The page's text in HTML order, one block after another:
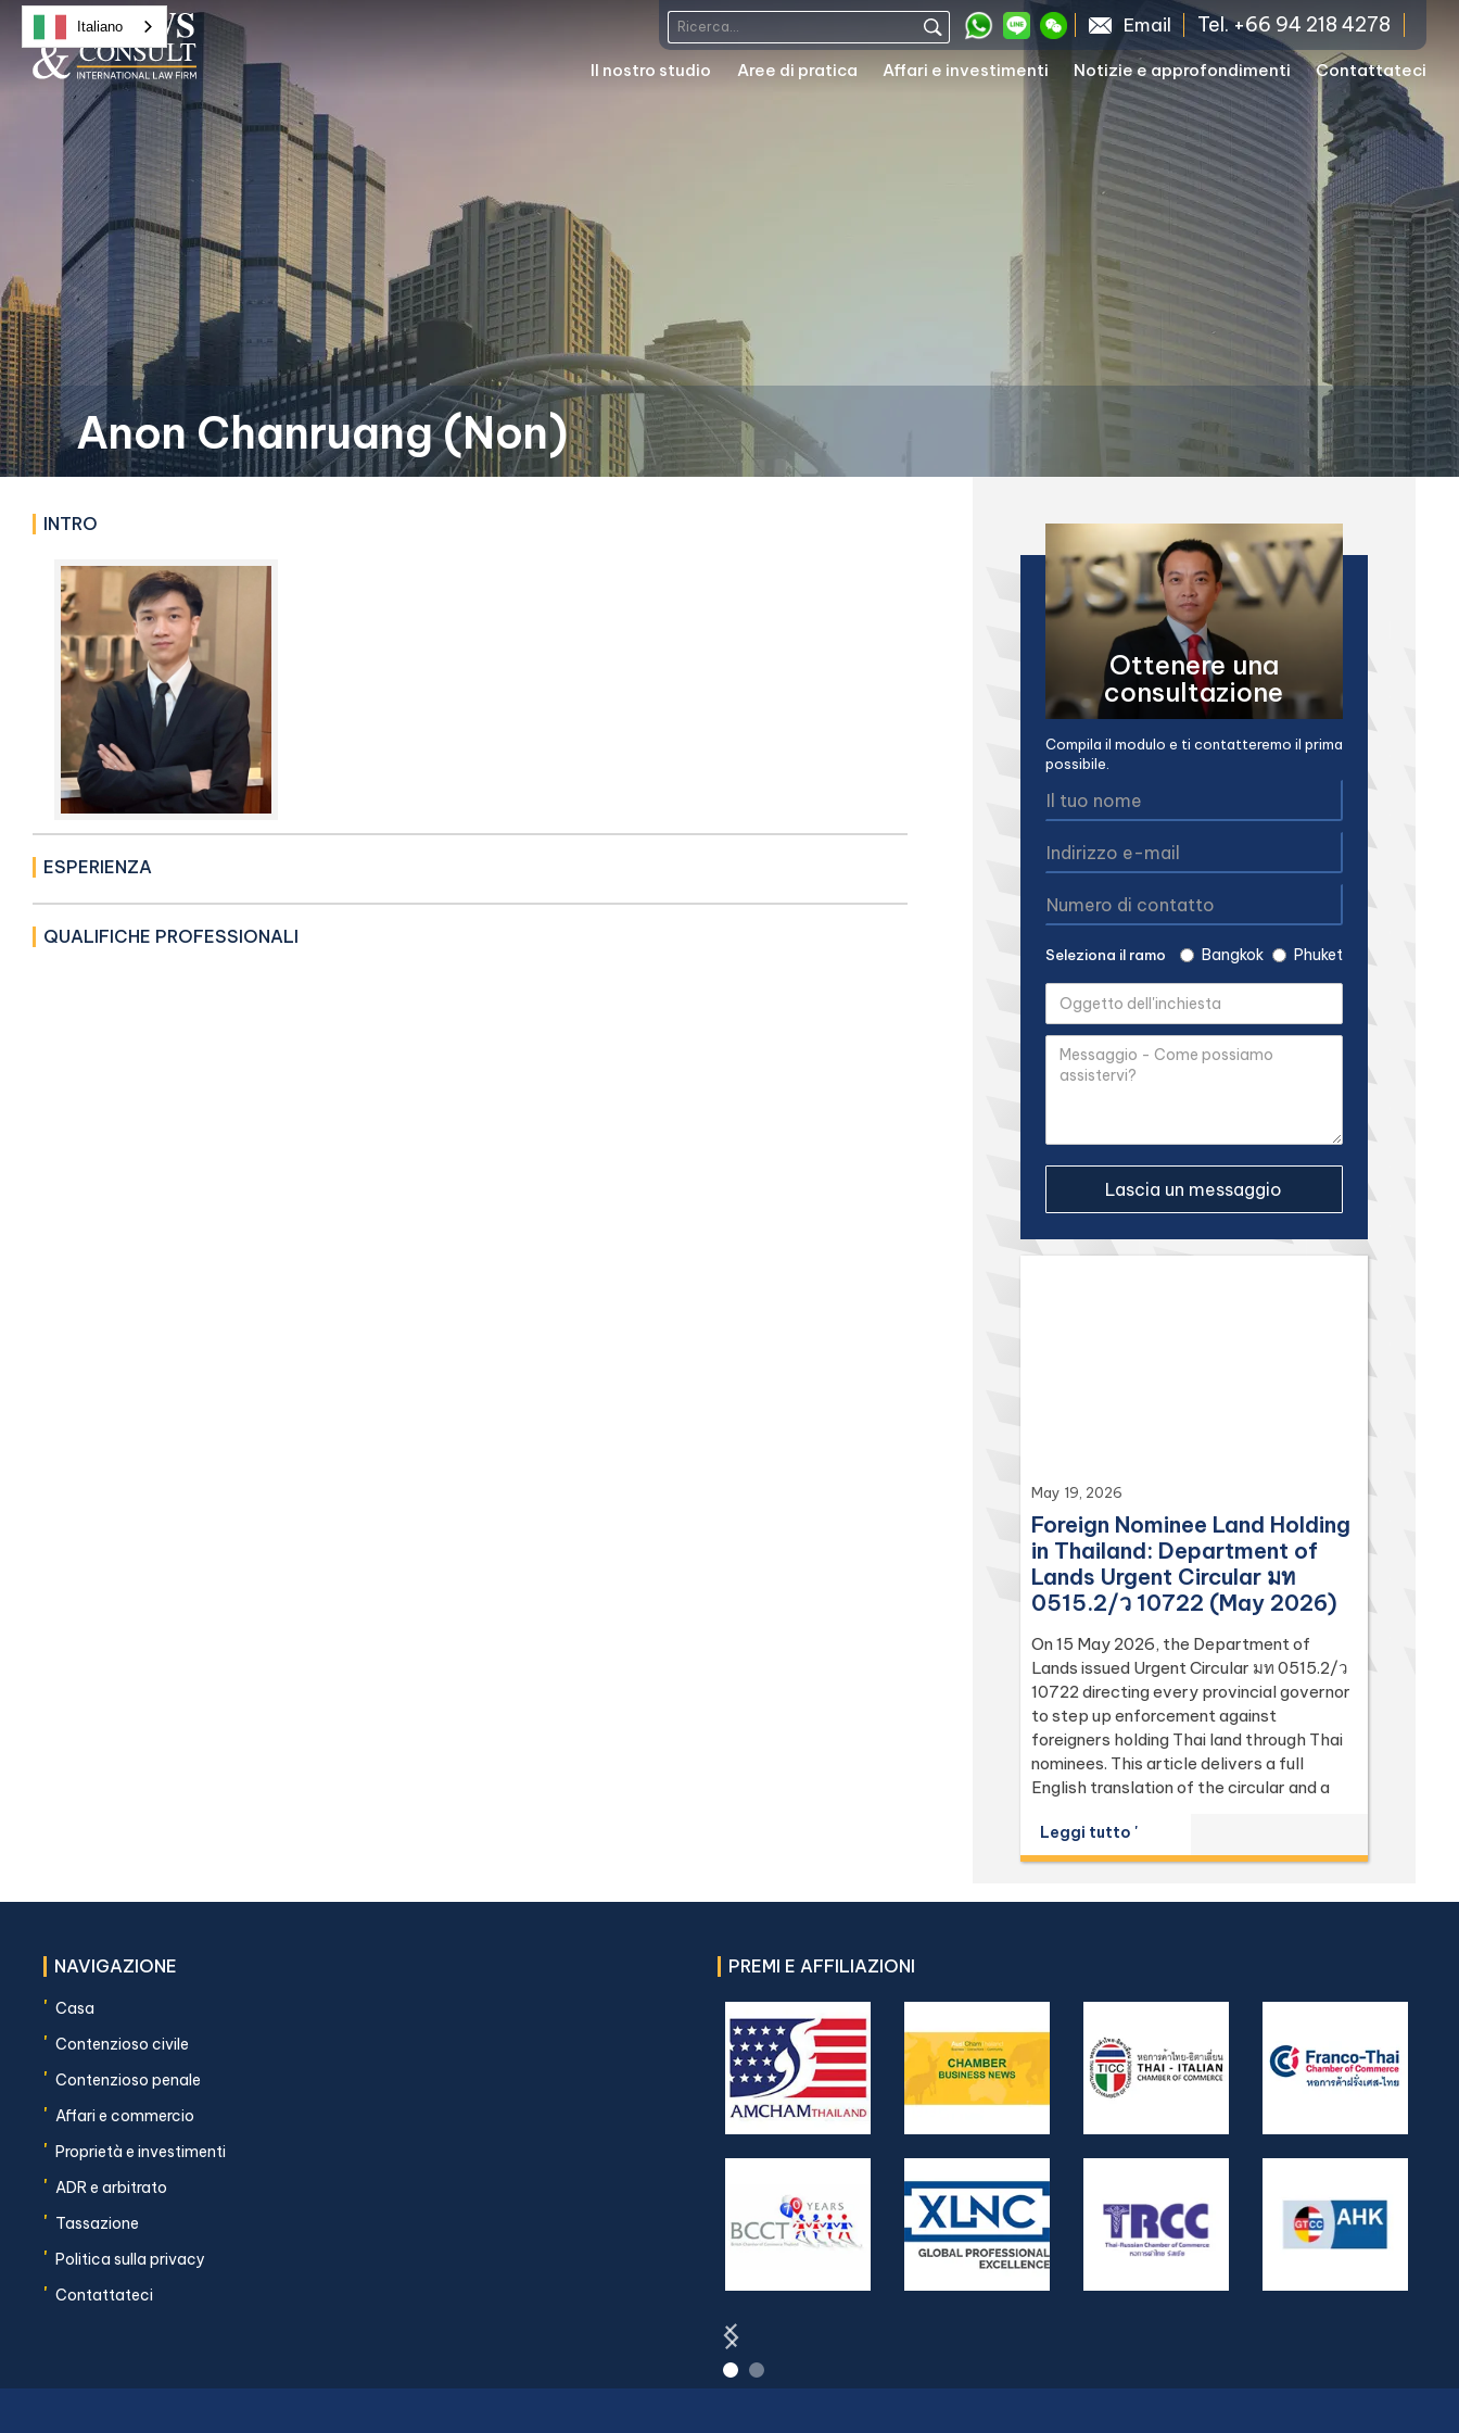
Email Tel. +66 94 218 4278
Il nostro studio Aree di pratica Affari e investimenti Notizie e approfondimenti Contattateci
Anon Chanruang (Non)
INTRO
ESPERIENZA
QUALIFICHE PROFESSIONALI
Ottenere una
consultazione
Compila il modulo e ti contatteremo il prima
possibile.
Seleziona il ramo Bangkok Phuket
May 19, 2026
Foreign Nominee Land Holding
in Thailand: Department of
Lands Urgent Circular มท
0515.2/ว 10722 (May 2026)
On 15 May 2026, the Department of
Lands issued Urgent Circular มท 0515.2/ว
10722 directing every provincial governor
to step up enforcement against
foreigners holding Thai land through Thai
nominees. This article delivers a full
English translation of the circular and a
(Sections 74, 86, 94, 96 bis, 97, 98, 111,
112, 113) and the Penal Code (Sections 137
Supreme Court (Dika) authorities including
Leggi tutto '
NAVIGAZIONE
' Casa
' Contenzioso civile
' Contenzioso penale
' Affari e commercio
' Proprietà e investimenti
' ADR e arbitrato
' Tassazione
' Politica sulla privacy
' Contattateci
PREMI E AFFILIAZIONI
Italiano